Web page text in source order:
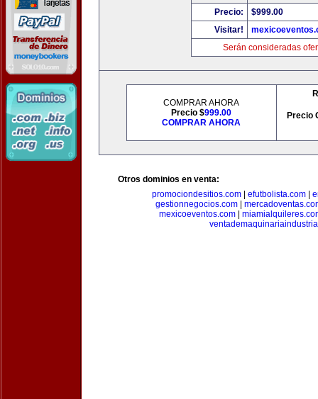
Precio:
$999.00
Visitar!
Serán consideradas
COMPRAR AHORA
Precio $999.00
COMPRAR AHORA
Precio
Otros dominios en venta:
promociondesitios.com| efutbolista.com|
gestionnegocios.com
mexicoeventos.com